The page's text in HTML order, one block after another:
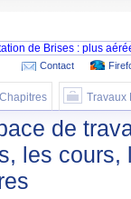
Contact
Chapitres Travaux
de
les